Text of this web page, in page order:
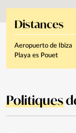
Distances
Aeropuerto de Ibiza
Playa es Pouet
Politiques